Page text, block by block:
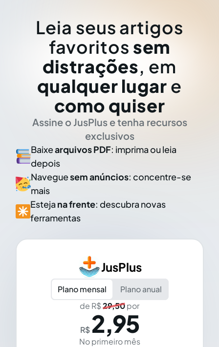
Leia seus artigos
favoritos sem
distrações, em
qualquer lugar e
como quiser
Assine o JusPlus e tenha recursos
exclusivos
Baixearquivos PDF: imprima ou leia
depois
Naveguesem anúncios: concentre-se
mais
Esteja na frente: descubra novas
ferramentas
JusPlus
Plano mensal
Plano anual
de R$29,50por
R$ 2,95
No primeiro mês